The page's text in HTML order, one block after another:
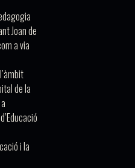
Joan de
a via
de la
i la